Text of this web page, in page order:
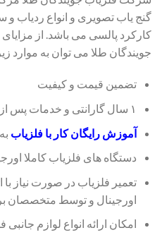
گنج یاب تصویری و انواع ردیاب
کارکرد پالسی می باشد. از
جویندگان طلا می توان به موارد
تضمین قیمت و کیفیت
۱ سال گارانتی و خدمات پس از فروش
آموزش رایگان کار با فلزیاب
دستگاه های فلزیاب کاملا
تعمیر فلزیاب در صورت نیاز با
اورجینال و توسط متخصصان
امکان ارائه انواع لوازم جانبی